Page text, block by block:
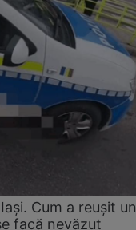
Cum a reușit un
facă nevăzut